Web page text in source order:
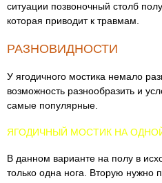
ситуации позвоночный столб
которая приводит к травмам.
РАЗНОВИДНОСТИ
У ягодичного мостика немало
возможность разнообразить и
самые популярные.
ЯГОДИЧНЫЙ МОСТИК НА
В данном варианте на полу в
только одна нога. Вторую нужно